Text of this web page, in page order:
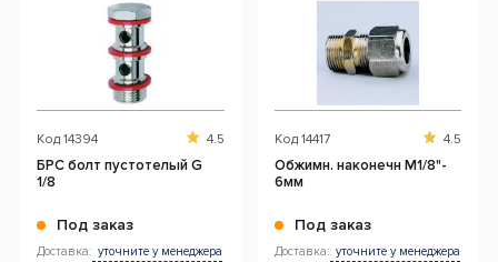
Код 14394 4.5
БРС болт пустотелый G
1/8
Под заказ
Доставка: уточните у менеджера
Код 14417 4.5
Обжимн. наконечн M1/8"-
6мм
Под заказ
Доставка: уточните у менеджера